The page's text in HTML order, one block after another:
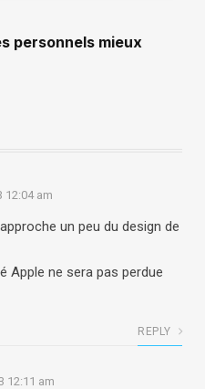
personnels mieux
12:04 am
un peu du design de
Apple ne sera pas perdue
REPLY
12:11 am